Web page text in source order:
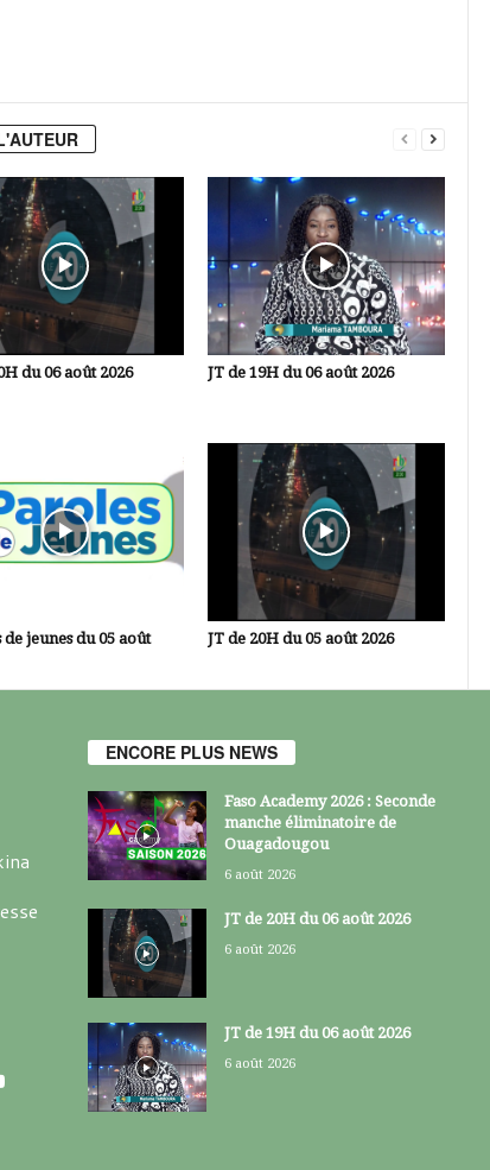
du 06 août 2026 JT de 19H du 06 août 2026
de jeunes du 05 août
JT de 20H du 05 août 2026
ENCORE PLUS NEWS
Faso Academy 2026 : Seconde
manche éliminatoire de
Ouagadougou
6 août 2026
JT de 20H du 06 août 2026
6 août 2026
JT de 19H du 06 août 2026
6 août 2026